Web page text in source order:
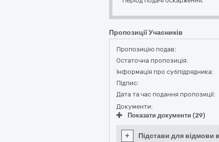
Пропозиції Учасників
Пропозицію подав:
Остаточна пропозиція:
Інформація про субпідрядника:
Підпис:
Дата та час подання пропозиції:
Документи:
Показати документи (29)
+ Підстави для відмови